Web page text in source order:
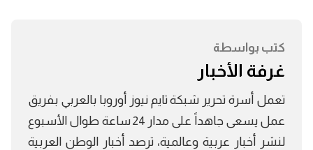
كتب بواسطة
غرفة الأخبار
تعمل أسرة تحرير شبكة تايم نيوز أوروبا بالعربي بفريق
عمل يسعى جاهداً على مدار 24 ساعة طوال الأسبوع
لنشر أخبار عربية وعالمية، ترصد أخبار الوطن العربية